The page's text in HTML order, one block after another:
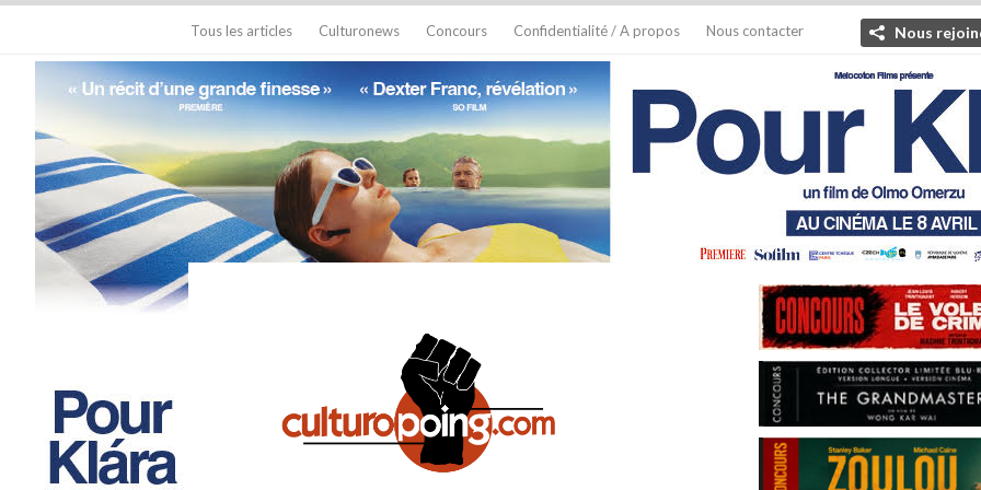
Tous les articles Culturonews Concours Confidentialité / A propos Nous contacter Nous